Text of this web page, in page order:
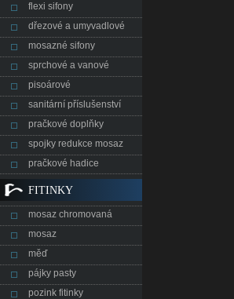
flexi sifony
dřezové a umyvadlové
mosazné sifony
sprchové a vanové
pisoárové
sanitární příslušenství
pračkové doplňky
spojky redukce mosaz
pračkové hadice
FITINKY
mosaz chromovaná
mosaz
měď
pájky pasty
pozink fitinky